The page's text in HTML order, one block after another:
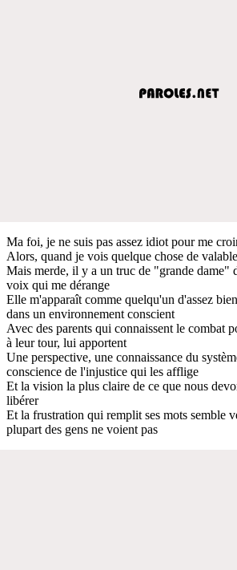
Ma foi, je ne suis pas assez idiot pour me
Alors, quand je vois quelque chose de
Mais merde, il y a un truc de "grande dame"
voix qui me dérange
Elle m'apparaît comme quelqu'un d'assez
dans un environnement conscient
Avec des parents qui connaissent le combat
à leur tour, lui apportent
Une perspective, une connaissance du
conscience de l'injustice qui les afflige
Et la vision la plus claire de ce que nous
libérer
Et la frustration qui remplit ses mots semble
plupart des gens ne voient pas